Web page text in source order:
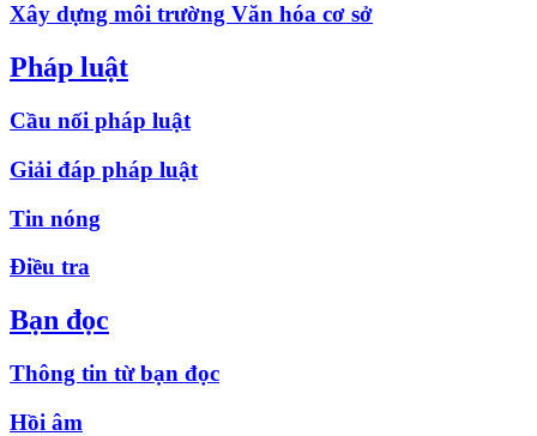
Xây dựng môi trường Văn hóa cơ sở
Pháp luật
Cầu nối pháp luật
Giải đáp pháp luật
Tin nóng
Điều tra
Bạn đọc
Thông tin từ bạn đọc
Hồi âm